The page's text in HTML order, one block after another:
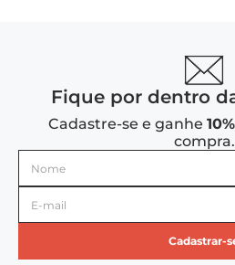
Fique por dentro
Cadastre-se e ganhe
compra.
Cadastrar-